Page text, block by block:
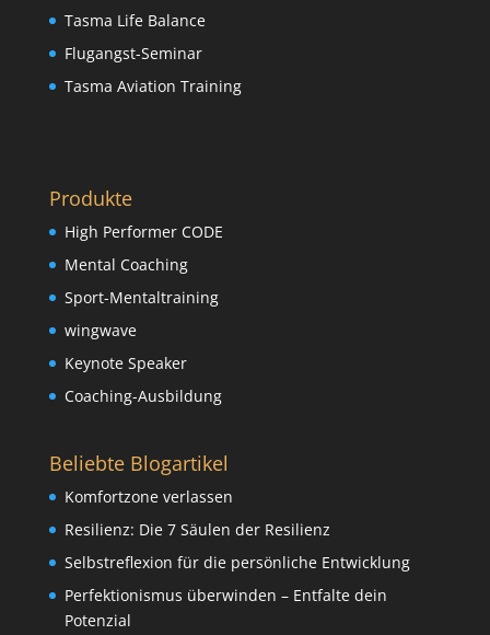
Tasma Life Balance
Flugangst-Seminar
Tasma Aviation Training
Produkte
High Performer CODE
Mental Coaching
Sport-Mentaltraining
wingwave
Keynote Speaker
Coaching-Ausbildung
Beliebte Blogartikel
Komfortzone verlassen
Resilienz: Die 7 Säulen der Resilienz
Selbstreflexion für die persönliche Entwicklung
Perfektionismus überwinden – Entfalte dein
Potenzial